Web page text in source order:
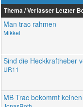
Thema / Verfasser Letzter
Man trac rahmen
Mikkel
Sind die Heckkraftheber
UR11
MB Trac bekommt